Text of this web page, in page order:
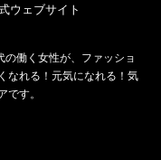
ウェブサイト
働く女性が、ファッショ
なれる！元気になれる！気
です。